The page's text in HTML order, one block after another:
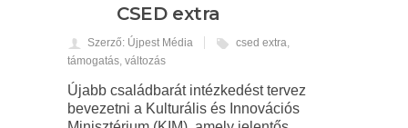
CSED extra
Szerző: Újpest Média csed extra,
támogatás, változás
Újabb családbarát intézkedést tervez
bevezetni a Kulturális és Innovációs